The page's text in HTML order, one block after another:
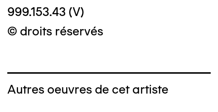
999.153.43 (V)
© droits réservés
Autres oeuvres de cet artiste